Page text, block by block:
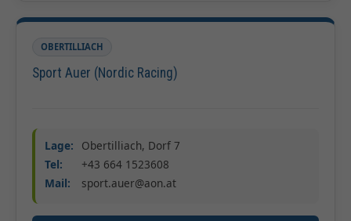
OBERTILLIACH
Sport Auer (Nordic Racing)
Lage:
Obertilliach, Dorf 7
Tel:
+43 664 1523608
Mail:
sport.auer@aon.at